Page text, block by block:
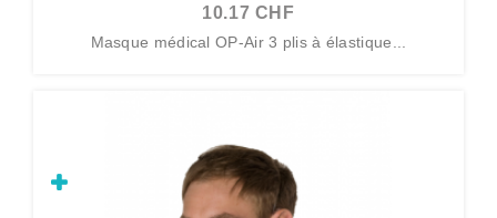
10.17 CHF
Masque médical OP-Air 3 plis à élastique...